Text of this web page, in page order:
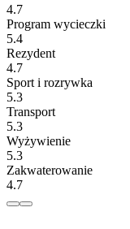
4.7
Program wycieczki
5.4
Rezydent
4.7
Sport i rozrywka
5.3
Transport
5.3
Wyżywienie
5.3
Zakwaterowanie
4.7